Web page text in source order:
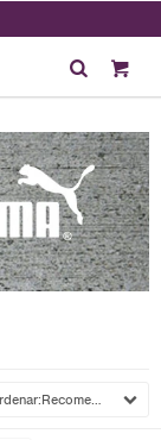
Recomendados